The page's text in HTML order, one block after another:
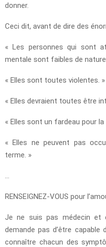
donner.
Ceci dit, avant de dire des
« Les personnes qui sont
mentale sont faibles de
« Elles sont toutes violentes. »
« Elles devraient toutes être
« Elles sont un fardeau pour
« Elles ne peuvent pas
terme. »
RENSEIGNEZ-VOUS pour
Je ne suis pas médecin et
demande pas d’être
connaître chacun des